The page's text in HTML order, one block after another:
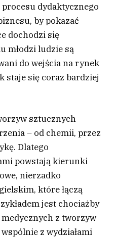
dydaktycznego
by pokazać
dochodzi się
młodzi ludzie są
do wejścia na rynek
staje się coraz bardziej
sztucznych
– od chemii, przez
Dlatego
powstają kierunki
nierzadko
które łączą
jest chociażby
z tworzyw
z wydziałami